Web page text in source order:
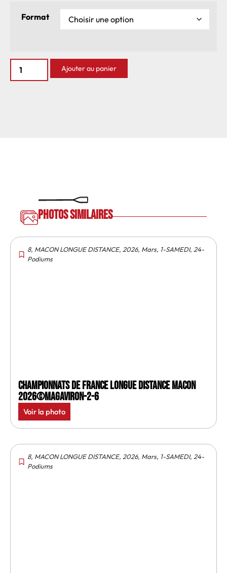
Format
Ajouter au panier
Photos similaires
8, MACON LONGUE DISTANCE, 2026, Mars, 1-SAMEDI, 24-
Podiums
Championnats de France longue distance Macon
2026©MagAviron-2-6
Voir la photo
8, MACON LONGUE DISTANCE, 2026, Mars, 1-SAMEDI, 24-
Podiums